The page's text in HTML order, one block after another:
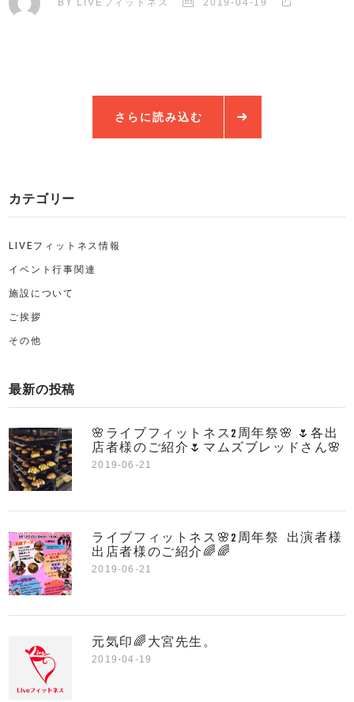
BY LIVEフィットネス 2019-04-19
さらに読み込む
カテゴリー
LIVEフィットネス情報
イベント行事関連
施設について
ご挨拶
その他
最新の投稿
🌸ライブフィットネス2周年祭🌸 🌷各出
店者様のご紹介🌷マムズブレッドさん🌸
2019-06-21
ライブフィットネス🌸2周年祭 出演者様
出店者様のご紹介🌈🌈
2019-06-21
元気印🌈大宮先生。
2019-04-19